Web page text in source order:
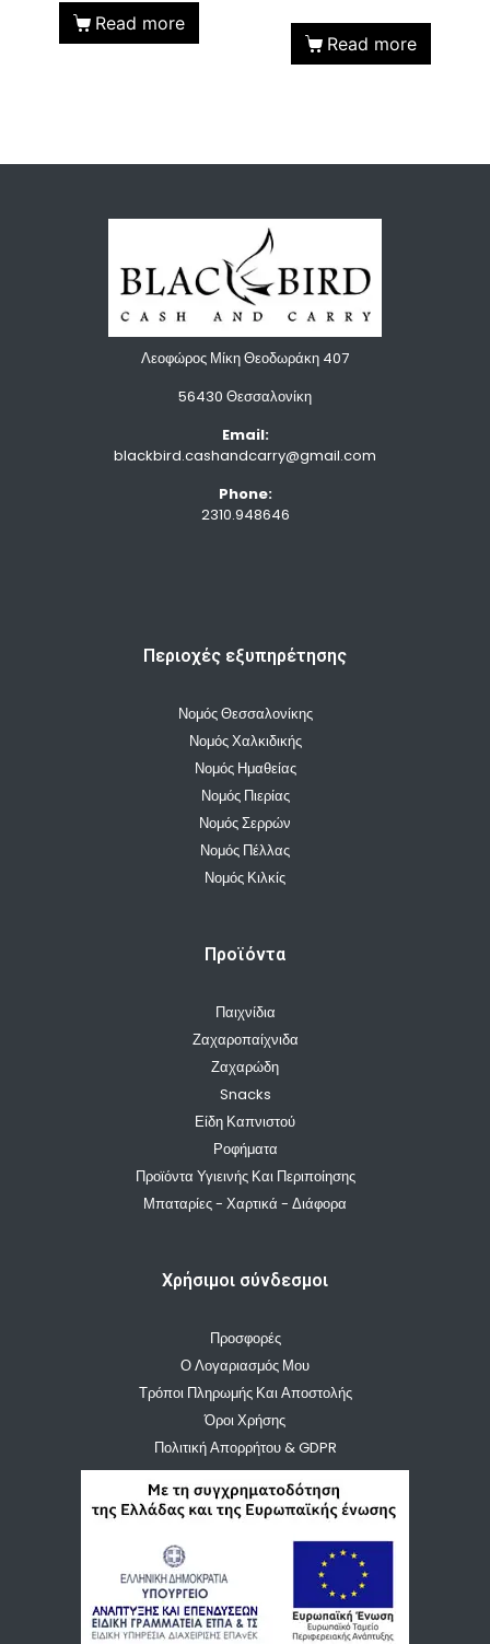
Read more
Read more
Λεοφώρος Μίκη Θεοδωράκη 407
56430 Θεσσαλονίκη
Email:
blackbird.cashandcarry@gmail.com
Phone:
2310.948646
Περιοχές εξυπηρέτησης
Νομός Θεσσαλονίκης
Νομός Χαλκιδικής
Νομός Ημαθείας
Νομός Πιερίας
Νομός Σερρών
Νομός Πέλλας
Νομός Κιλκίς
Προϊόντα
Παιχνίδια
Ζαχαροπαίχνιδα
Ζαχαρώδη
Snacks
Είδη Καπνιστού
Ροφήματα
Προϊόντα Υγιεινής Και Περιποίησης
Μπαταρίες - Χαρτικά - Διάφορα
Χρήσιμοι σύνδεσμοι
Προσφορές
Ο Λογαριασμός Μου
Τρόποι Πληρωμής Και Αποστολής
Όροι Χρήσης
Πολιτική Απορρήτου & GDPR